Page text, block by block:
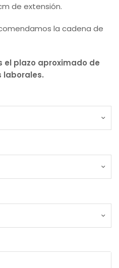
de extensión.
la cadena de
el plazo aproximado de
laborales.